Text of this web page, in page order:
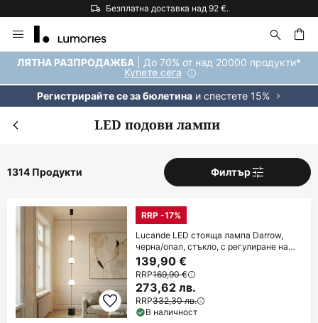
Безплатна доставка над 92 €.
Прескачане
към
съдържанието
ЛЯТНА РАЗПРОДАЖБА | До 70% от над 20000 продукти*
Купете сега
Регистрирайте се за бюлетинаи спестете 15%
LED подови лампи
1314 Продукти Филтър
RRP -17%
Lucande LED стояща лампа Darrow,
черна/опал, стъкло, с регулиране на
яркостта
139,90 €
RRP169,90 €
273,62 лв.
RRP332,30 лв.
В наличност